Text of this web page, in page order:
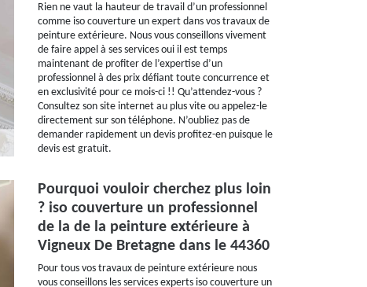
Rien ne vaut la hauteur de travail d’un professionnel
comme iso couverture un expert dans vos travaux de
peinture extérieure. Nous vous conseillons vivement
de faire appel à ses services oui il est temps
maintenant de profiter de l’expertise d’un
professionnel à des prix défiant toute concurrence et
en exclusivité pour ce mois-ci !! Qu’attendez-vous ?
Consultez son site internet au plus vite ou appelez-le
directement sur son téléphone. N’oubliez pas de
demander rapidement un devis profitez-en puisque le
devis est gratuit.
Pourquoi vouloir cherchez plus loin
? iso couverture un professionnel
de la de la peinture extérieure à
Vigneux De Bretagne dans le 44360
Pour tous vos travaux de peinture extérieure nous
vous conseillons les services experts iso couverture un